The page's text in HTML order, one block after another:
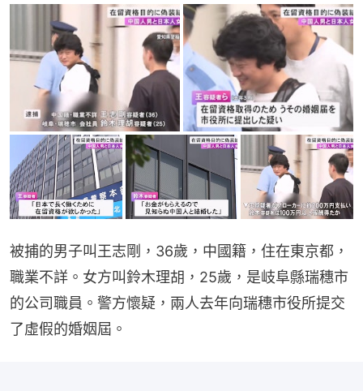
被捕的男子叫王志剛，36歲，中國籍，住在東京都，
職業不詳。女方叫鈴木理胡，25歲，是岐阜縣瑞穗市
的公司職員。警方懷疑，兩人去年向瑞穗市役所提交
了虛假的婚姻屆。